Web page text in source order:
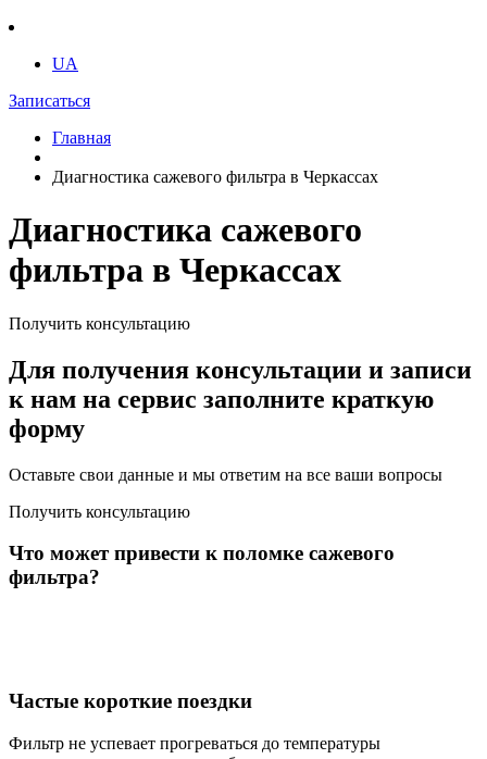
UA
Записаться
Главная
Диагностика сажевого фильтра в Черкассах
Диагностика сажевого
фильтра в Черкассах
Получить консультацию
Для получения консультации и записи
к нам на сервис заполните краткую
форму
Оставьте свои данные и мы ответим на все ваши вопросы
Получить консультацию
Что может привести к поломке сажевого
фильтра?
Частые короткие поездки
Фильтр не успевает прогреваться до температуры